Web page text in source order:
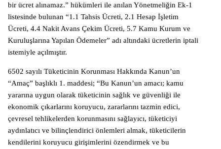
bir ücret alınamaz.” hükümleri ile anılan Yönetmeliğin Ek-1
listesinde bulunan “1.1 Tahsis Ücreti, 2.1 Hesap İşletim
Ücreti, 4.4 Nakit Avans Çekim Ücreti, 5.7 Kamu Kurum ve
Kuruluşlarına Yapılan Ödemeler” adı altındaki ücretlerin iptali
istemiyle açılmıştır.
6502 sayılı Tüketicinin Korunması Hakkında Kanun’un
“Amaç” başlıklı 1. maddesi; “Bu Kanun’un amacı; kamu
yararına uygun olarak tüketicinin sağlık ve güvenliği ile
ekonomik çıkarlarını koruyucu, zararlarını tazmin edici,
çevresel tehlikelerden korunmasını sağlayıcı, tüketiciyi
aydınlatıcı ve bilinçlendirici önlemleri almak, tüketicilerin
kendilerini koruyucu girişimlerini özendirmek ve bu